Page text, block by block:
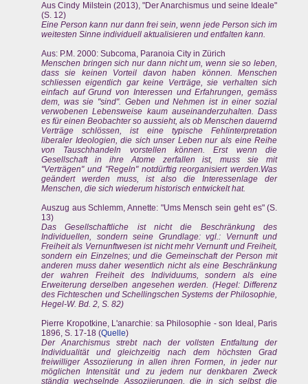
Aus Cindy Milstein (2013), "Der Anarchismus und seine Ideale"
(S. 12)
Eine Person kann nur dann frei sein, wenn jede Person sich im
weitesten Sinne individuell aktualisieren und entfalten kann.
Aus: P.M. 2000: Subcoma, Paranoia City in Zürich
Menschen bringen sich nur dann nicht um, wenn sie so leben,
dass sie keinen Vorteil davon haben können. Menschen
schliessen eigentlich gar keine Verträge, sie verhalten sich
einfach auf Grund von Interessen und Erfahrungen, gemäss
dem, was sie "sind". Geben und Nehmen ist in einer sozial
verwobenen Lebensweise kaum auseinanderzuhalten. Dass
es für einen Beobachter so aussieht, als ob Menschen dauernd
Verträge schlössen, ist eine typische Fehlinterpretation
liberaler Ideologien, die sich unser Leben nur als eine Reihe
von Tauschhandeln vorstellen können. Erst wenn die
Gesellschaft in ihre Atome zerfallen ist, muss sie mit
"Verträgen" und "Regeln" notdürftig reorganisiert werden.Was
geändert werden muss, ist also die Interessenlage der
Menschen, die sich wiederum historisch entwickelt hat.
Auszug aus Schlemm, Annette: "Ums Mensch sein geht es" (S.
13)
Das Gesellschaftliche ist nicht die Beschränkung des
Individuellen, sondern seine Grundlage: vgl.: Vernunft und
Freiheit als Vernunftwesen ist nicht mehr Vernunft und Freiheit,
sondern ein Einzelnes; und die Gemeinschaft der Person mit
anderen muss daher wesentlich nicht als eine Beschränkung
der wahren Freiheit des Individuums, sondern als eine
Erweiterung derselben angesehen werden. (Hegel: Differenz
des Fichteschen und Schellingschen Systems der Philosophie,
Hegel-W. Bd. 2, S. 82)
Pierre Kropotkine, L'anarchie: sa Philosophie - son Ideal, Paris
1896, S. 17-18 (Quelle)
Der Anarchismus strebt nach der vollsten Entfaltung der
Individualität und gleichzeitig nach dem höchsten Grad
freiwilliger Assoziierung in allen ihren Formen, in jeder nur
möglichen Intensität und zu jedem nur denkbaren Zweck
ständig wechselnde Assoziierungen, die in sich selbst die